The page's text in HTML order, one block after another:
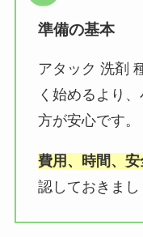
準備の基本
アタック 洗剤
く始めるより
方が安心です。
費用、時間、
認しておきまし